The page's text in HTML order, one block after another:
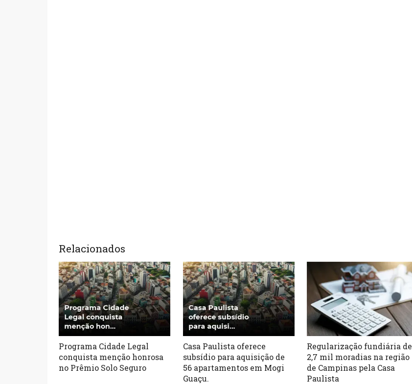
Relacionados
Programa Cidade Legal
conquista menção honrosa
no Prêmio Solo Seguro
Casa Paulista oferece
subsídio para aquisição de
56 apartamentos em Mogi
Guaçu.
Regularização fundiária de
2,7 mil moradias na região
de Campinas pela Casa
Paulista